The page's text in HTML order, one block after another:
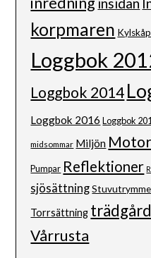
korpmaren Kylskåp
Loggbok
Loggbok 2014
Loggbok 2016 Loggbok
midsommar Miljön Motor
Pumpar Reflektioner
sjösättning
Torrsättning
Vårrusta